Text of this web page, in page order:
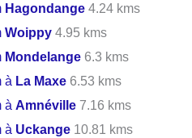
Hagondange 4.24 kms
Woippy 4.95 kms
Mondelange 6.3 kms
à La Maxe 6.53 kms
àAmnéville 7.16 kms
à Uckange 10.81 kms